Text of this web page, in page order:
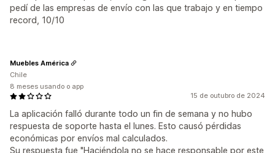
pedí de las empresas de envío con las que trabajo y en tiempo
record, 10/10
15 de outubro de 2024
La aplicación falló durante todo un fin de semana y no hubo
respuesta de soporte hasta el lunes. Esto causó pérdidas
económicas por envíos mal calculados.
Su respuesta fue "Haciéndola no se hace responsable por este
Muebles América
Chile
8 meses usando o app